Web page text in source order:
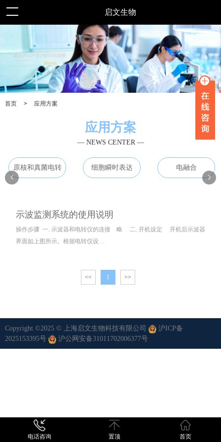
启文生物
首页 > 应用方案
应用方案
— NEWS CENTER —
原核和真菌电转 细胞瞬时表达 电融合
示波监测系统的使用说明
操作步骤 一. 示波器和电转仪的连接 略 二. 开机设定 开机后示波器
界面如上图所示。根据电转仪设…
<< 1 >>
Copyright ©2025 © 上海启文生物科技有限公司
沪ICP备
2025153395号
沪公网安备31011702006377号
电话咨询 置顶 首页